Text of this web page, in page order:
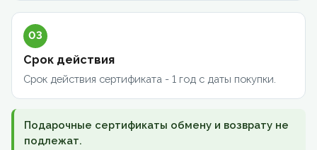
03
Срок действия
Срок действия сертификата - 1 год с даты покупки.
Подарочные сертификаты обмену и возврату не
подлежат.